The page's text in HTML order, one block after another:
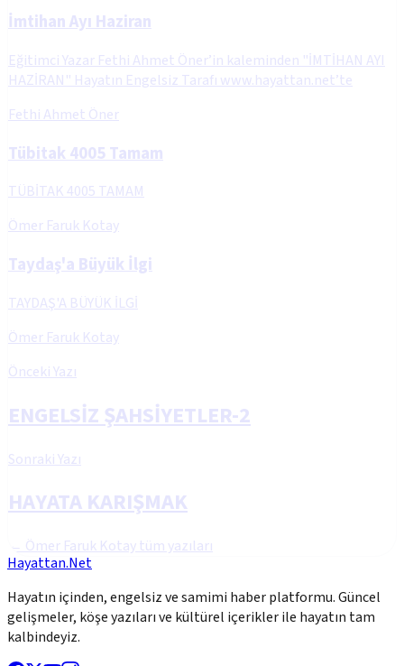
İmtihan Ayı Haziran
Eğitimci Yazar Fethi Ahmet Öner’in kaleminden "İMTİHAN AYI
HAZİRAN" Hayatın Engelsiz Tarafı www.hayattan.net’te
Fethi Ahmet Öner
Tübitak 4005 Tamam
TÜBİTAK 4005 TAMAM
Ömer Faruk Kotay
Taydaş'a Büyük İlgi
TAYDAŞ'A BÜYÜK İLGİ
Ömer Faruk Kotay
Önceki Yazı
ENGELSİZ ŞAHSİYETLER-2
Sonraki Yazı
HAYATA KARIŞMAK
← Ömer Faruk Kotaytüm yazıları
Hayattan.Net
Hayatın içinden, engelsiz ve samimi haber platformu. Güncel
gelişmeler, köşe yazıları ve kültürel içerikler ile hayatın tam
kalbindeyiz.